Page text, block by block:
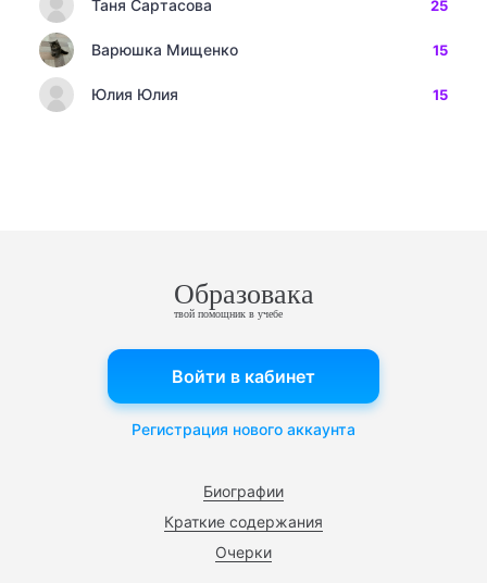
Таня Сартасова 25
Варюшка Мищенко 15
Юлия Юлия 15
Образовака
твой помощник в учебе
Биографии
Краткие содержания
Очерки
Войти в кабинет
Регистрация нового аккаунта